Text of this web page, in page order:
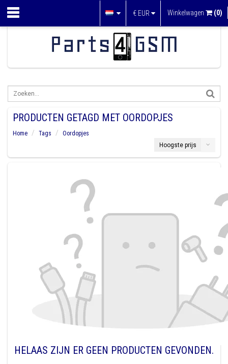
€ EUR Winkelwagen (0)
PRODUCTEN GETAGD MET OORDOPJES
Home Tags
Oordopjes
Hoogste prijs
HELAAS ZIJN ER GEEN PRODUCTEN GEVONDEN.